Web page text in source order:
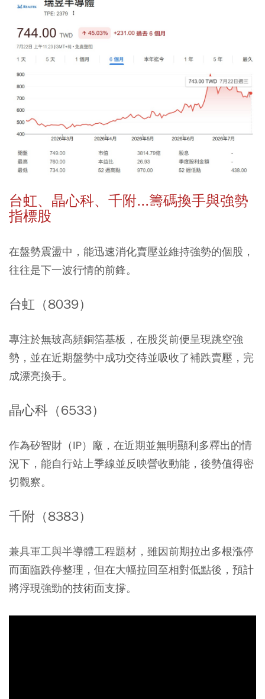
台虹、晶心科、千附...籌碼換手與強勢
指標股
在盤勢震盪中，能迅速消化賣壓並維持強勢的個股，
往往是下一波行情的前鋒。
台虹（8039）
專注於無玻高頻銅箔基板，在股災前便呈現跳空強
勢，並在近期盤勢中成功交待並吸收了補跌賣壓，完
成漂亮換手。
晶心科（6533）
作為矽智財（IP）廠，在近期並無明顯利多釋出的情
況下，能自行站上季線並反映營收動能，後勢值得密
切觀察。
千附（8383）
兼具軍工與半導體工程題材，雖因前期拉出多根漲停
而面臨跌停整理，但在大幅拉回至相對低點後，預計
將浮現強勁的技術面支撐。